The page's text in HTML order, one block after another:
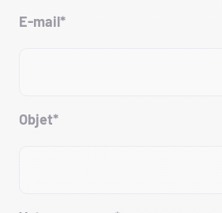
E-mail*
Objet*